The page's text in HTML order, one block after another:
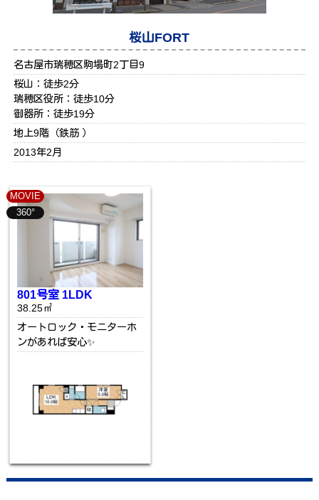
桜山FORT
名古屋市瑞穂区駒場町2丁目9
桜山：徒歩2分
瑞穂区役所：徒歩10分
御器所：徒歩19分
地上9階（鉄筋 ）
2013年2月
MOVIE
360°
801号室 1LDK
38.25㎡
オートロック・モニターホ
ンがあれば安心✨